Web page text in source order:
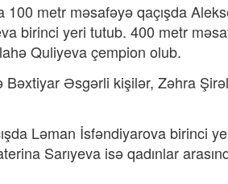
100 metr məsafəyə qaçışda
birinci yeri tutub. 400 metr
Quliyeva çempion olub.
Əsgərli kişilər, Zəhra
Ləman İsfəndiyarova birinci
Sarıyeva isə qadınlar